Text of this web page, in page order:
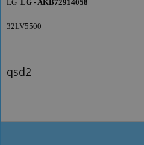
LG LG - AKB72914058
32LV5500
qsd2